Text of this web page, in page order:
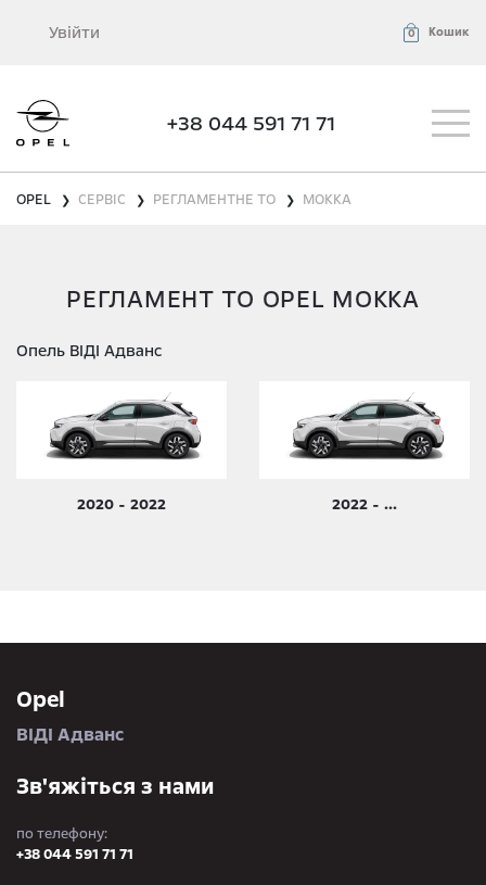
Увійти 0 Кошик
+38 044 591 71 71
OPEL ❯ СЕРВІС ❯ РЕГЛАМЕНТНЕ ТО ❯ MOKKA
РЕГЛАМЕНТ ТО OPEL MOKKA
Опель ВІДІ Адванс
2020 - 2022 2022 - ...
Opel
ВІДІ Адванс
Зв'яжіться з нами
по телефону:
+38 044 591 71 71